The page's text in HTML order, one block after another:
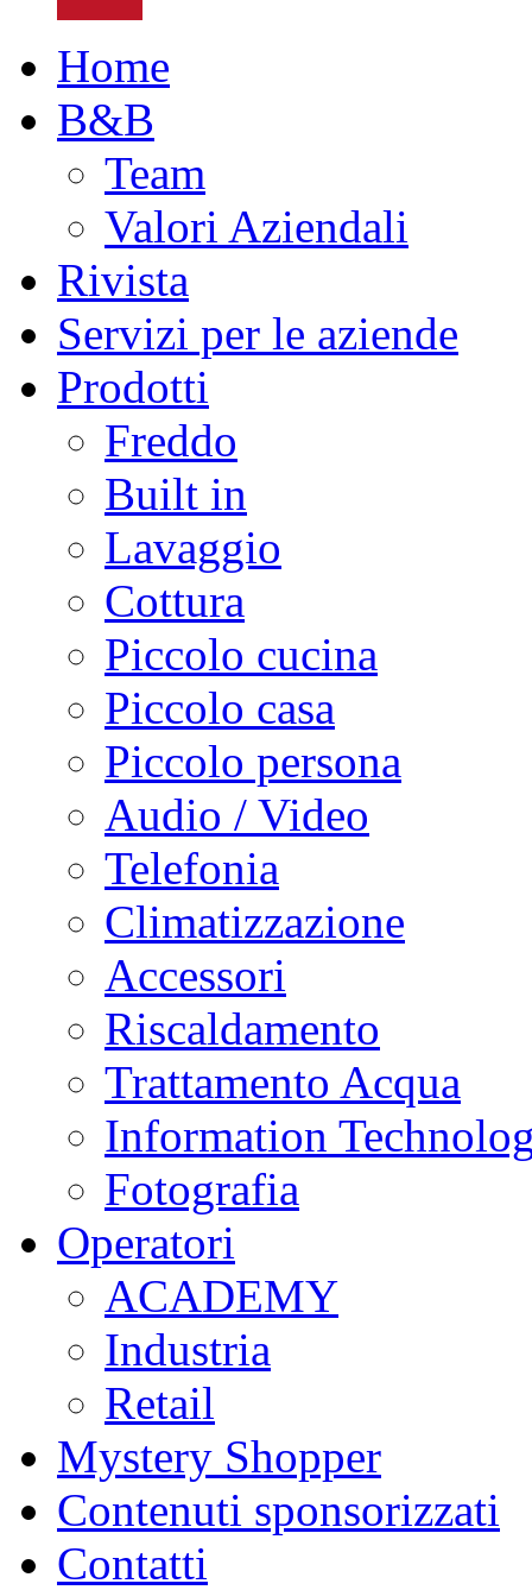
Home
B&B
Team
Valori Aziendali
Rivista
Servizi per le aziende
Prodotti
Freddo
Built in
Lavaggio
Cottura
Piccolo cucina
Piccolo casa
Piccolo persona
Audio / Video
Telefonia
Climatizzazione
Accessori
Riscaldamento
Trattamento Acqua
Information
Fotografia
Operatori
ACADEMY
Industria
Retail
Mystery Shopper
Contenuti sponsorizzati
Contatti